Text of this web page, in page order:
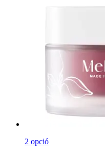
2 opció